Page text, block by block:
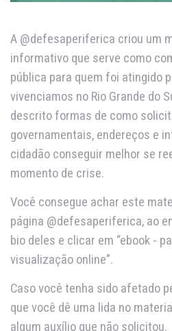
A @defesaperiferica criou um
informativo que serve como
pública para quem foi atingido
vivenciamos no Rio Grande do
descrito formas de como
governamentais, endereços e
cidadão conseguir melhor se
momento de crise.
Você consegue achar este
página @defesaperiferica, ao
bio deles e clicar em “ebook -
visualização online”.
Caso você tenha sido afetado
que você dê uma lida no
algum auxílio que não solicitou.